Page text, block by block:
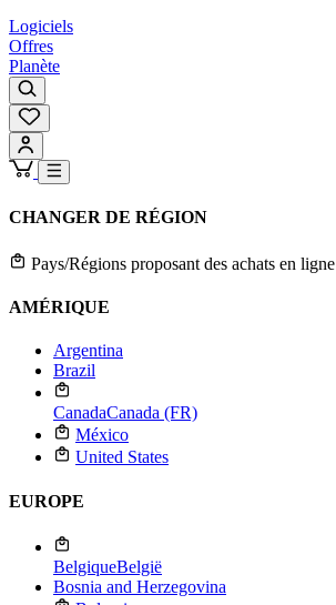
Logiciels
Offres
Planète
CHANGER DE RÉGION
Pays/Régions proposant des achats en ligne
AMÉRIQUE
Argentina
Brazil
CanadaCanada (FR)
México
United States
EUROPE
BelgiqueBelgië
Bosnia and Herzegovina